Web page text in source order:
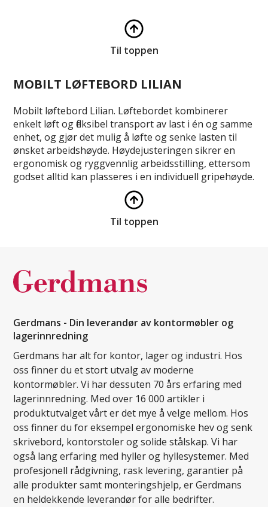
Til toppen
MOBILT LØFTEBORD LILIAN
Mobilt løftebord Lilian. Løftebordet kombinerer
enkelt løft og fleksibel transport av last i én og samme
enhet, og gjør det mulig å løfte og senke lasten til
ønsket arbeidshøyde. Høydejusteringen sikrer en
ergonomisk og ryggvennlig arbeidsstilling, ettersom
godset alltid kan plasseres i en individuell gripehøyde.
Til toppen
Gerdmans - Din leverandør av kontormøbler og
lagerinnredning
Gerdmans har alt for kontor, lager og industri. Hos
oss finner du et stort utvalg av moderne
kontormøbler. Vi har dessuten 70 års erfaring med
lagerinnredning. Med over 16 000 artikler i
produktutvalget vårt er det mye å velge mellom. Hos
oss finner du for eksempel ergonomiske hev og senk
skrivebord, kontorstoler og solide stålskap. Vi har
også lang erfaring med hyller og hyllesystemer. Med
profesjonell rådgivning, rask levering, garantier på
alle produkter samt monteringshjelp, er Gerdmans
en heldekkende leverandør for alle bedrifter.